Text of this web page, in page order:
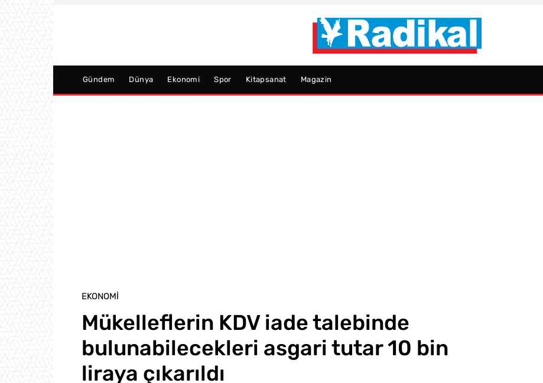
Gündem Dünya Ekonomi Spor Kitapsanat Magazin
EKONOMI
Mükelleflerin KDV iade talebinde
bulunabilecekleri asgari tutar 10 bin
liraya çıkarıldı